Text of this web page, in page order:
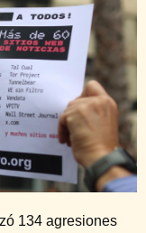
134 agresiones